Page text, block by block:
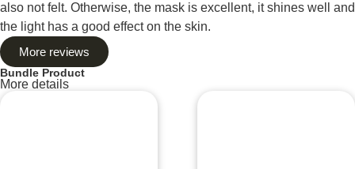
also not felt. Otherwise, the mask is excellent, it shines well and
the light has a good effect on the skin.
More reviews
Bundle Product
More details